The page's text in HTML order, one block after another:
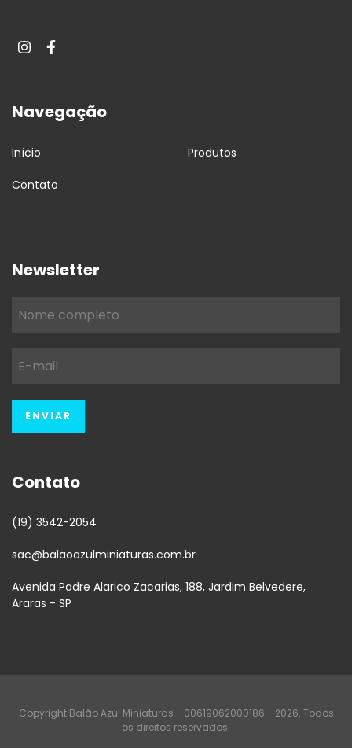
Navegação
Início Produtos
Contato
Newsletter
Contato
(19) 3542-2054
sac@balaoazulminiaturas.com.br
Avenida Padre Alarico Zacarias, 188, Jardim Belvedere,
Araras - SP
Copyright Balão Azul Miniaturas - 00619062000186 - 2026. Todos
os direitos reservados.